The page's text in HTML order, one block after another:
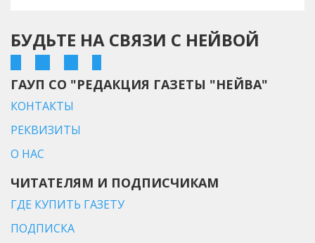
БУДЬТЕ НА СВЯЗИ С НЕЙВОЙ
ГАУП СО "РЕДАКЦИЯ ГАЗЕТЫ "НЕЙВА"
КОНТАКТЫ
РЕКВИЗИТЫ
О НАС
ЧИТАТЕЛЯМ И ПОДПИСЧИКАМ
ГДЕ КУПИТЬ ГАЗЕТУ
ПОДПИСКА